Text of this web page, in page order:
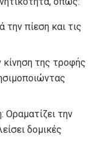
πίεση και τις
της τροφής
την
δομικές